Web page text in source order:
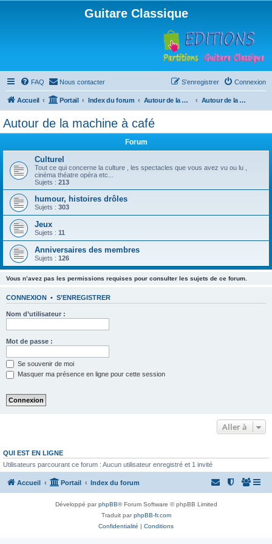
Guitare Classique
FAQ Nous contacter Connexion
S’enregistrer
Accueil Portail Index du forum Autour de la machine à café Autour de la machine à café
Autour de la machine à café
Forum
Culturel
Tout ce qui concerne la culture , les spectacles que vous avez vu ou lu ,
cinéma théatre opéra etc...
Sujets : 213
humour, histoires drôles
Sujets : 303
Jeux
Sujets : 11
Anniversaires des membres
Sujets : 126
Vous n’avez pas les permissions requises pour consulter les sujets de ce forum.
CONNEXION • S’ENREGISTRER
Nom d’utilisateur :
Mot de passe :
Se souvenir de moi
Masquer ma présence en ligne pour cette session
Aller à
QUI EST EN LIGNE
Utilisateurs parcourant ce forum : Aucun utilisateur enregistré et 1 invité
Accueil Portail Index du forum
Développé parphpBB® Forum Software © phpBB Limited
Traduit parphpBB-fr.com
Confidentialité | Conditions